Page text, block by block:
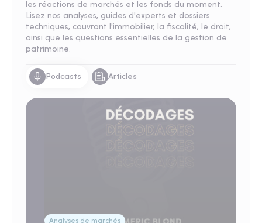
les réactions de marchés et les fonds du moment.
Lisez nos analyses, guides d'experts et dossiers
techniques, couvrant l'immobilier, la fiscalité, le droit,
ainsi que les questions essentielles de la gestion de
patrimoine.
Podcasts Articles
Analyses de marchés